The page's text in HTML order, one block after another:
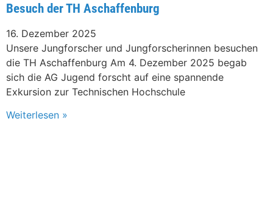
Besuch der TH Aschaffenburg
16. Dezember 2025
Unsere Jungforscher und Jungforscherinnen besuchen
die TH Aschaffenburg Am 4. Dezember 2025 begab
sich die AG Jugend forscht auf eine spannende
Exkursion zur Technischen Hochschule
Weiterlesen »